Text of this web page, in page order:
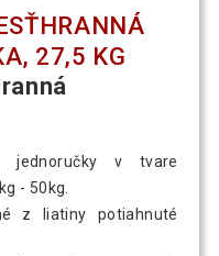
pogumovaná 157,99 €
pogumovaná
pogumovaná
26,00 €
27,5 KG
jednoručky v tvare
- 50kg.
z liatiny potiahnuté